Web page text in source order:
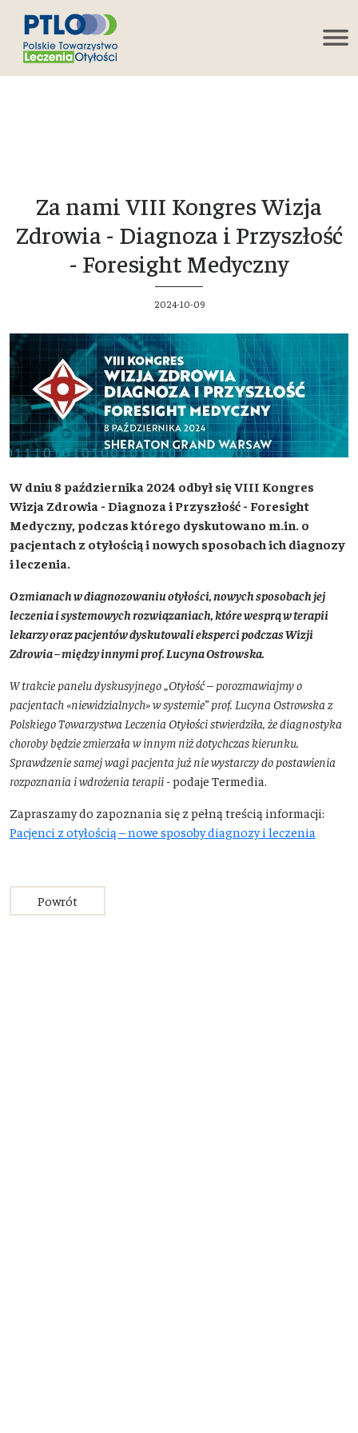
Za nami VIII Kongres Wizja
Zdrowia - Diagnoza i Przyszłość
- Foresight Medyczny
2024-10-09
W dniu 8 października 2024 odbył się VIII Kongres
Wizja Zdrowia - Diagnoza i Przyszłość - Foresight
Medyczny, podczas którego dyskutowano m.in. o
pacjentach z otyłością i nowych sposobach ich diagnozy
i leczenia.
O zmianach w diagnozowaniu otyłości, nowych sposobach jej
leczenia i systemowych rozwiązaniach, które wesprą w terapii
lekarzy oraz pacjentów dyskutowali eksperci podczas Wizji
Zdrowia – między innymi prof. Lucyna Ostrowska.
W trakcie panelu dyskusyjnego „Otyłość – porozmawiajmy o
pacjentach «niewidzialnych» w systemie” prof. Lucyna Ostrowska z
Polskiego Towarzystwa Leczenia Otyłości stwierdziła, że diagnostyka
choroby będzie zmierzała w innym niż dotychczas kierunku.
Sprawdzenie samej wagi pacjenta już nie wystarczy do postawienia
rozpoznania i wdrożenia terapii - podaje Termedia.
Zapraszamy do zapoznania się z pełną treścią informacji:
Pacjenci z otyłością – nowe sposoby diagnozy i leczenia
Powrót